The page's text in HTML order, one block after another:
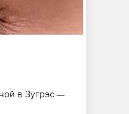
в Зугрэс —